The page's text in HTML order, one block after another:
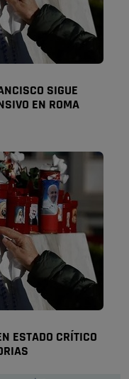
SIGUE
EN ROMA
ESTADO CRÍTICO